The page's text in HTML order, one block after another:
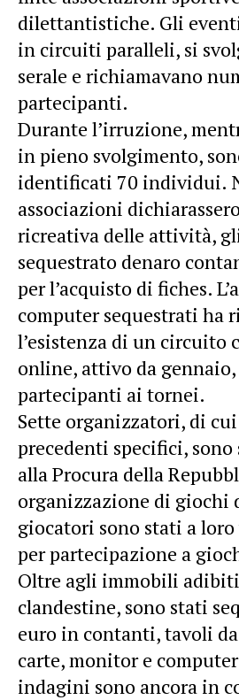
dilettantistiche. Gli
in circuiti paralleli, si
serale e richiamavano
partecipanti.
Durante l’irruzione,
in pieno svolgimento,
identificati 70 individui.
associazioni
ricreativa delle attività,
sequestrato denaro
per l’acquisto di fiches.
computer sequestrati ha
l’esistenza di un circuito
online, attivo da gennaio,
partecipanti ai tornei.
Sette organizzatori, di
precedenti specifici,
alla Procura della
organizzazione di giochi
giocatori sono stati a
per partecipazione a
Oltre agli immobili
clandestine, sono stati
euro in contanti, tavoli
carte, monitor e
indagini sono ancora in